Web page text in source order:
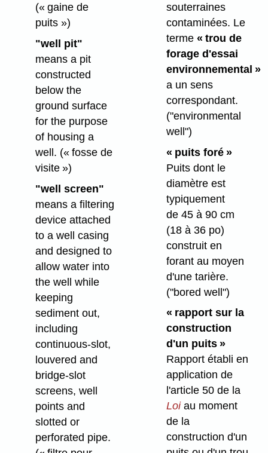
(« gaine de
puits »)
"well pit"
means a pit
constructed
below the
ground surface
for the purpose
of housing a
well. (« fosse de
visite »)
"well screen"
means a filtering
device attached
to a well casing
and designed to
allow water into
the well while
keeping
sediment out,
including
continuous-slot,
louvered and
bridge-slot
screens, well
points and
slotted or
perforated pipe.
souterraines
contaminées. Le
terme « trou de
forage d'essai
environnemental »
a un sens
correspondant.
("environmental
well")
« puits foré »
Puits dont le
diamètre est
typiquement
de 45 à 90 cm
(18 à 36 po)
construit en
forant au moyen
d'une tarière.
("bored well")
« rapport sur la
construction
d'un puits »
Rapport établi en
application de
l'article 50 de la
Loiau moment
de la
construction d'un